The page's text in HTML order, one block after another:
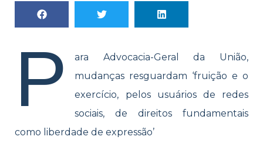
P
ara Advocacia-Geral da União,
mudanças resguardam ‘fruição e o
exercício, pelos usuários de redes
sociais, de direitos fundamentais
como liberdade de expressão’